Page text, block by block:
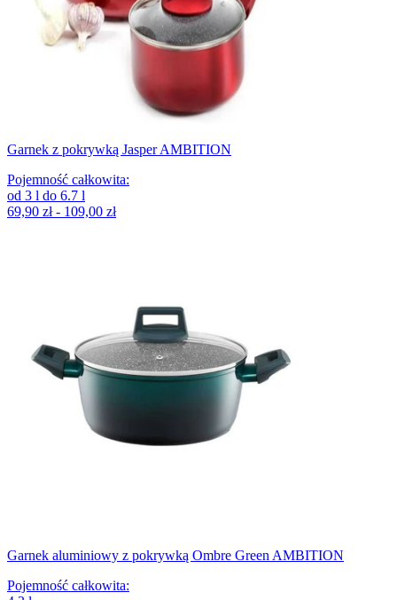
Garnek z pokrywką Jasper AMBITION
Pojemność całkowita:
od 3 l do 6.7 l
69,90 zł - 109,00 zł
Garnek aluminiowy z pokrywką Ombre Green AMBITION
Pojemność całkowita: